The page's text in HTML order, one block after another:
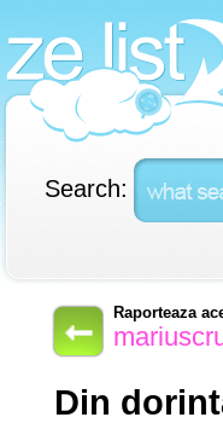
Search:
Raporteaza
Din